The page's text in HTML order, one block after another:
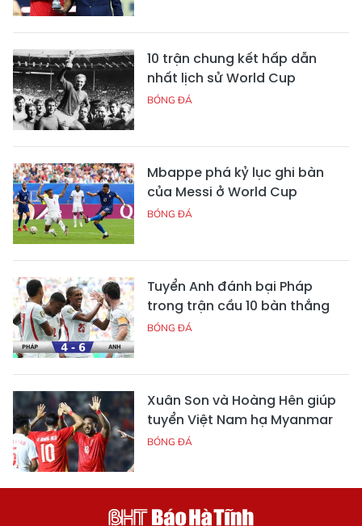
10 trận chung kết hấp dẫn
nhất lịch sử World Cup
BÓNG ĐÁ
Mbappe phá kỷ lục ghi bàn
của Messi ở World Cup
BÓNG ĐÁ
Tuyển Anh đánh bại Pháp
trong trận cầu 10 bàn thắng
BÓNG ĐÁ
Xuân Son và Hoàng Hên giúp
tuyển Việt Nam hạ Myanmar
BÓNG ĐÁ